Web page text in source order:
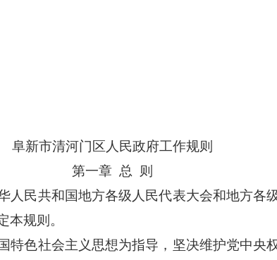
阜新市清河门区人民政府工作规则
第一章 总
则
人民共和国地方各级人民代表大会和地方各
本规则。
特色社会主义思想为指导，坚决维护党中央